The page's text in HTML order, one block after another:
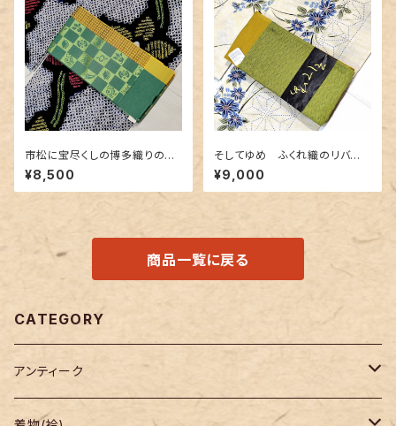
市松に宝尽くしの博多織りの半
幅帯
¥8,500
そしてゆめ ふくれ織のリバー
シブル半幅帯 抹茶色×金茶色
¥9,000
商品一覧に戻る
CATEGORY
アンティーク